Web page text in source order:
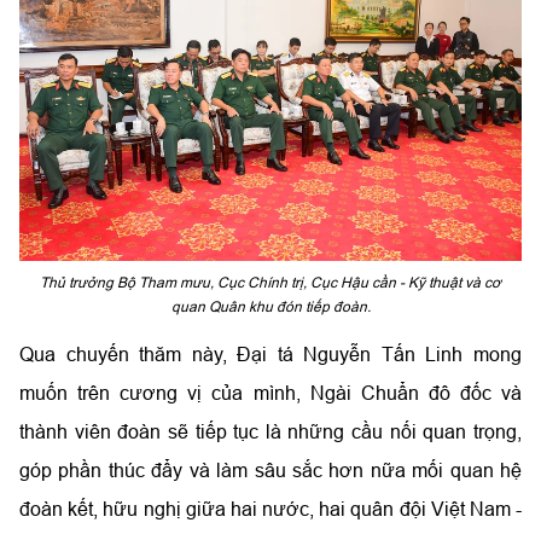
Thủ trưởng Bộ Tham mưu, Cục Chính trị, Cục Hậu cần - Kỹ thuật và cơ
quan Quân khu đón tiếp đoàn.
Qua chuyến thăm này, Đại tá Nguyễn Tấn Linh mong
muốn trên cương vị của mình, Ngài Chuẩn đô đốc và
thành viên đoàn sẽ tiếp tục là những cầu nối quan trọng,
góp phần thúc đẩy và làm sâu sắc hơn nữa mối quan hệ
đoàn kết, hữu nghị giữa hai nước, hai quân đội Việt Nam -